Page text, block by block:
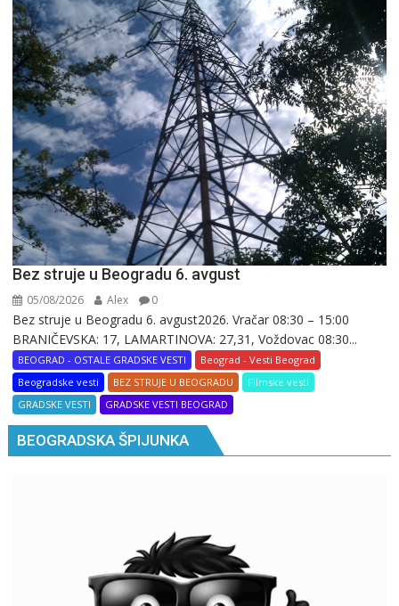
Bez struje u Beogradu 6. avgust
05/08/2026 Alex 0
Bez struje u Beogradu 6. avgust2026. Vračar 08:30 – 15:00
BRANIČEVSKA: 17, LAMARTINOVA: 27,31, Voždovac 08:30...
BEOGRAD - OSTALE GRADSKE VESTI
Beograd - Vesti Beograd
Beogradske vesti
BEZ STRUJE U BEOGRADU
Filmske vesti
GRADSKE VESTI
GRADSKE VESTI BEOGRAD
BEOGRADSKA ŠPIJUNKA